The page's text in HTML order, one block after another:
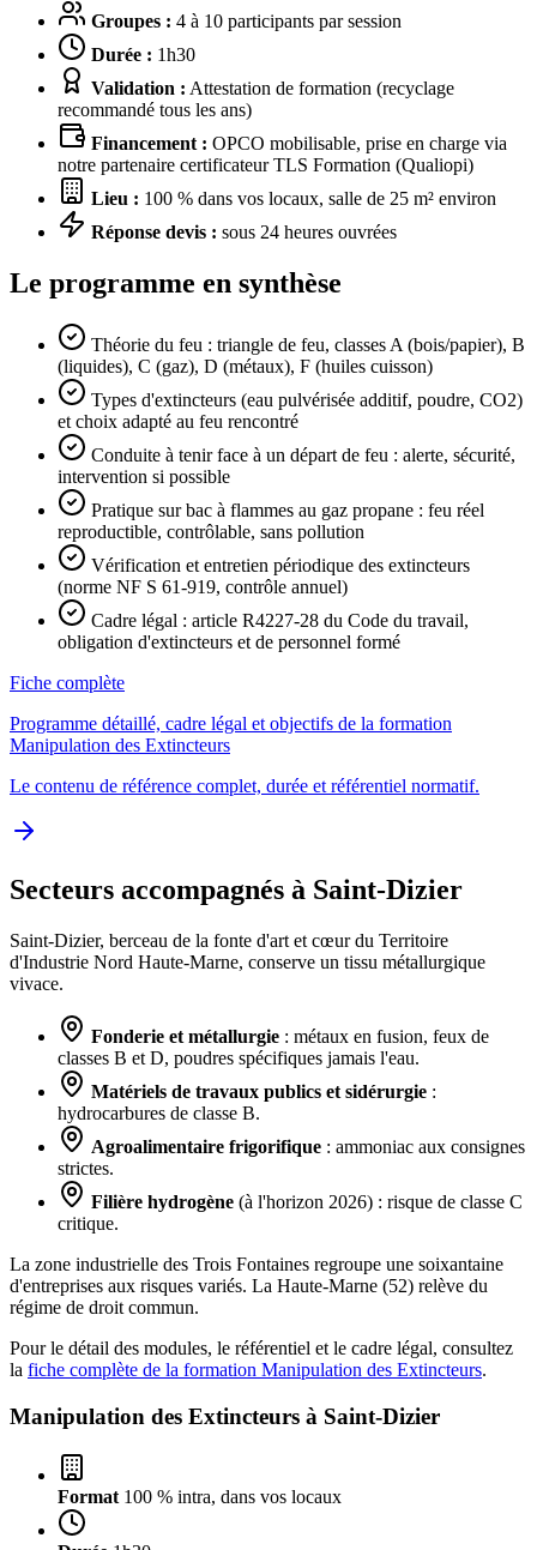
Groupes : 4 à 10 participants par session
Durée : 1h30
Validation : Attestation de formation (recyclage
recommandé tous les ans)
Financement : OPCO mobilisable, prise en charge via
notre partenaire certificateur TLS Formation (Qualiopi)
Lieu : 100 % dans vos locaux, salle de 25 m² environ
Réponse devis : sous 24 heures ouvrées
Le programme en synthèse
Théorie du feu : triangle de feu, classes A (bois/papier), B
(liquides), C (gaz), D (métaux), F (huiles cuisson)
Types d'extincteurs (eau pulvérisée additif, poudre, CO2)
et choix adapté au feu rencontré
Conduite à tenir face à un départ de feu : alerte, sécurité,
intervention si possible
Pratique sur bac à flammes au gaz propane : feu réel
reproductible, contrôlable, sans pollution
Vérification et entretien périodique des extincteurs
(norme NF S 61-919, contrôle annuel)
Cadre légal : article R4227-28 du Code du travail,
obligation d'extincteurs et de personnel formé
Fiche complète
Programme détaillé, cadre légal et objectifs de la formation
Manipulation des Extincteurs
Le contenu de référence complet, durée et référentiel normatif.
Secteurs accompagnés à Saint-Dizier
Saint-Dizier, berceau de la fonte d'art et cœur du Territoire
d'Industrie Nord Haute-Marne, conserve un tissu métallurgique
vivace.
Fonderie et métallurgie : métaux en fusion, feux de
classes B et D, poudres spécifiques jamais l'eau.
Matériels de travaux publics et sidérurgie :
hydrocarbures de classe B.
Agroalimentaire frigorifique : ammoniac aux consignes
strictes.
Filière hydrogène (à l'horizon 2026) : risque de classe C
critique.
La zone industrielle des Trois Fontaines regroupe une soixantaine
d'entreprises aux risques variés. La Haute-Marne (52) relève du
régime de droit commun.
Pour le détail des modules, le référentiel et le cadre légal, consultez
la fiche complète de la formation Manipulation des Extincteurs.
Manipulation des Extincteurs à Saint-Dizier
Format 100 % intra, dans vos locaux